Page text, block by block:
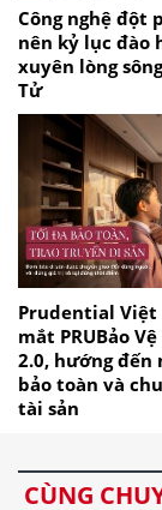
Công nghệ đột
nên kỷ lục đào
xuyên lòng
Tử
Prudential Việt
mắt PRUBảo
2.0, hướng đến
bảo toàn và
tài sản
CÙNG